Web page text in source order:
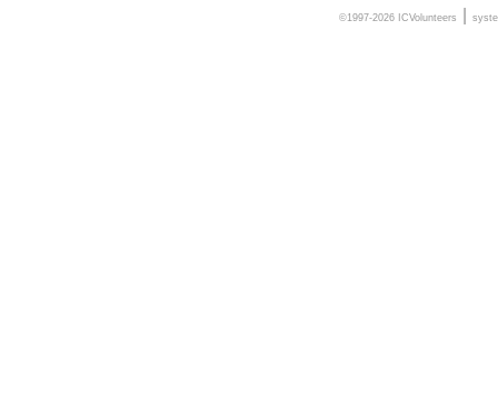
©1997-2026 ICVolunteers